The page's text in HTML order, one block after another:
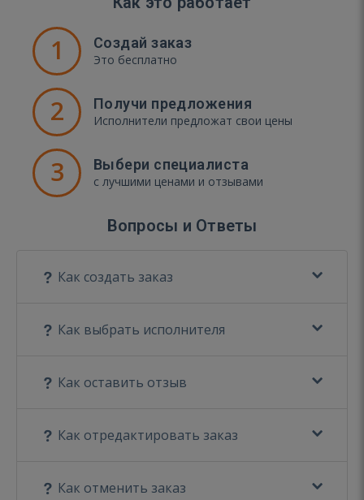
1 Создай заказ
Это бесплатно
2 Получи предложения
Исполнители предложат свои цены
3 Выбери специалиста
с лучшими ценами и отзывами
Вопросы и Ответы
Как создать заказ
Как выбрать исполнителя
Как оставить отзыв
Как отредактировать заказ
Как отменить заказ